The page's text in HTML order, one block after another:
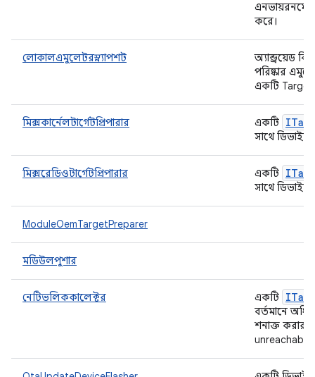
করে।
লোকালএমুলেটরস্ন্যাপশট
অ্যান্ড্রয়েড
পরিষ্কার
একটি
মিক্সকার্নেলটার্গেটপ্রিপারার একটি
সাথে
মিক্সরেডিওটার্গেটপ্রিপারার একটি
সাথে
ModuleOemTargetPreparer
মডিউলপুশার
নেটিভলিককালেক্টর একটি
বর্তমানে
শনাক্ত করার
unreachable